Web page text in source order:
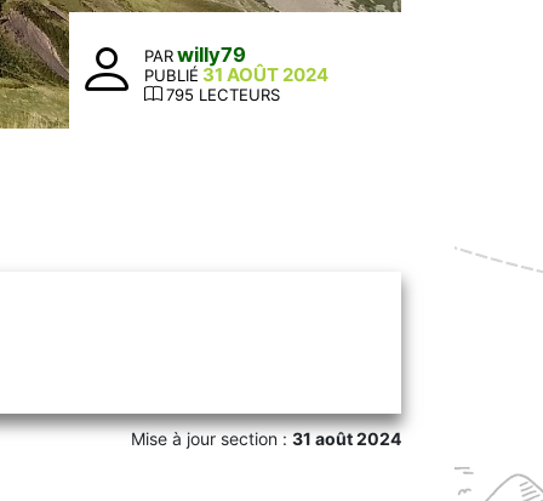
PAR willy79
PUBLIÉ 31 AOÛT 2024
795 LECTEURS
Mise à jour section :31 août 2024